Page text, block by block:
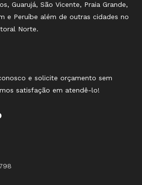
Guarujá, São Vicente, Praia Grande,
e Peruíbe além de outras cidades no
Norte.
e solicite orçamento sem
satisfação em atendê-lo!